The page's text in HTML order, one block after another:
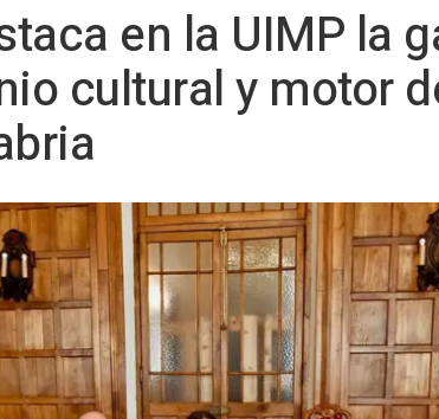
en la UIMP la
cultural y motor